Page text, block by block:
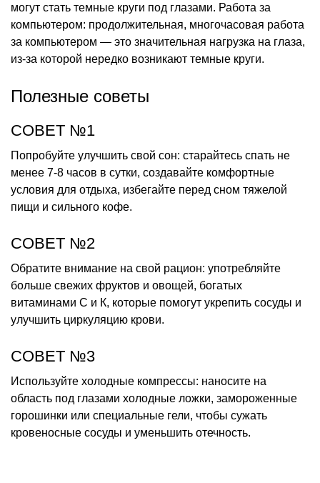
могут стать темные круги под глазами. Работа за
компьютером: продолжительная, многочасовая работа
за компьютером — это значительная нагрузка на глаза,
из-за которой нередко возникают темные круги.
Полезные советы
СОВЕТ №1
Попробуйте улучшить свой сон: старайтесь спать не
менее 7-8 часов в сутки, создавайте комфортные
условия для отдыха, избегайте перед сном тяжелой
пищи и сильного кофе.
СОВЕТ №2
Обратите внимание на свой рацион: употребляйте
больше свежих фруктов и овощей, богатых
витаминами С и К, которые помогут укрепить сосуды и
улучшить циркуляцию крови.
СОВЕТ №3
Используйте холодные компрессы: наносите на
область под глазами холодные ложки, замороженные
горошинки или специальные гели, чтобы сужать
кровеносные сосуды и уменьшить отечность.